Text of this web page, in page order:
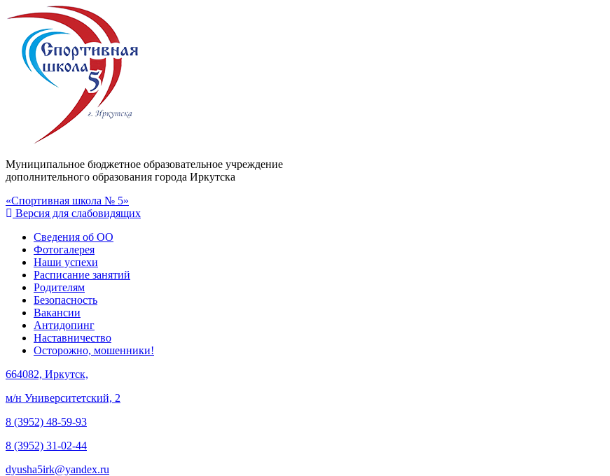
Муниципальное бюджетное образовательное учреждение
дополнительного образования города Иркутска
«Спортивная школа № 5»
Версия для слабовидящих
Сведения об ОО
Фотогалерея
Наши успехи
Расписание занятий
Родителям
Безопасность
Вакансии
Антидопинг
Наставничество
Осторожно, мошенники!
664082, Иркутск,
м/н Университетский, 2
8 (3952) 48-59-93
8 (3952) 31-02-44
dyusha5irk@yandex.ru